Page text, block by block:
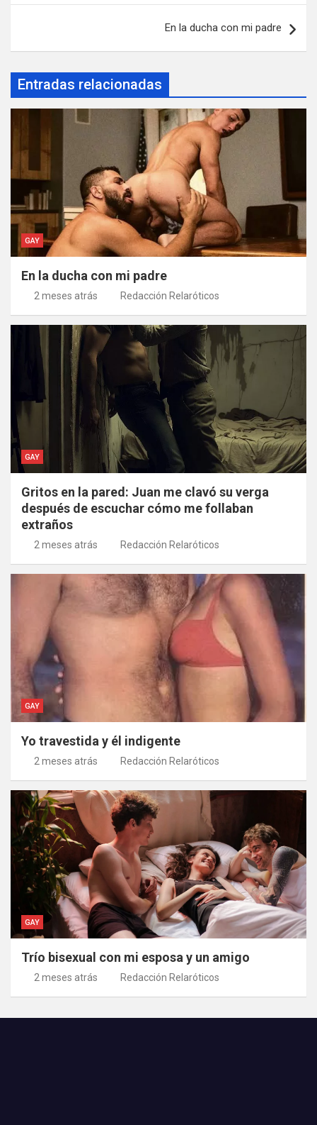
En la ducha con mi padre
Entradas relacionadas
GAY
En la ducha con mi padre
2 meses atrás Redacción Relaróticos
GAY
Gritos en la pared: Juan me clavó su verga
después de escuchar cómo me follaban
extraños
2 meses atrás Redacción Relaróticos
GAY
Yo travestida y él indigente
2 meses atrás Redacción Relaróticos
GAY
Trío bisexual con mi esposa y un amigo
2 meses atrás Redacción Relaróticos